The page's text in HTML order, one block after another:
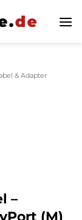
& Adapter
–
(M)